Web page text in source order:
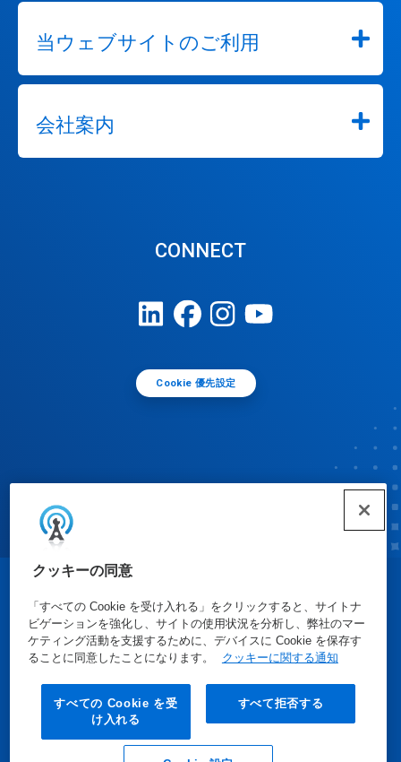
クッキーの同意
「すべての Cookie を受け入れる」をクリックすると、サイトナ
ビゲーションを強化し、サイトの使用状況を分析し、弊社のマー
ケティング活動を支援するために、デバイスに Cookie を保存す
ることに同意したことになります。
クッキーに関する通知
すべての Cookie を受
け入れる
すべて拒否する
当ウェブサイトのご利用
会社案内
CONNECT
Cookie 優先設定
© Ecolab Inc. 2025
安全データシート|プライバシーポリシー|利用規約